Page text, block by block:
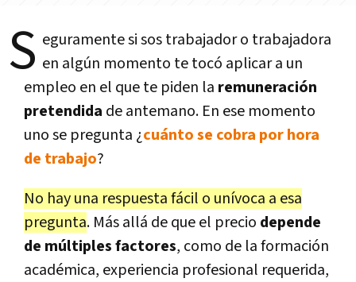
S eguramente si sos trabajador o trabajadora
en algún momento te tocó aplicar a un
empleo en el que te piden la remuneración
pretendida de antemano. En ese momento
uno se pregunta ¿cuánto se cobra por hora
de trabajo?
No hay una respuesta fácil o unívoca a esa
pregunta. Más allá de que el precio depende
de múltiples factores, como de la formación
académica, experiencia profesional requerida,